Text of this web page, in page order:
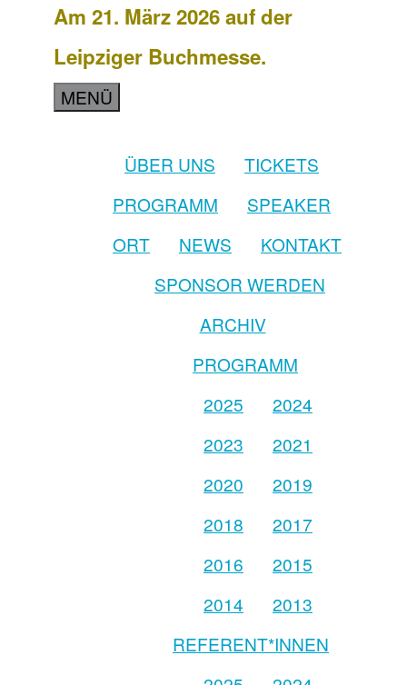
Am 21. März 2026 auf der
Leipziger Buchmesse.
MENÜ
ÜBER UNS
TICKETS
PROGRAMM
SPEAKER
ORT
NEWS
KONTAKT
SPONSOR WERDEN
ARCHIV
PROGRAMM
2025
2024
2023
2021
2020
2019
2018
2017
2016
2015
2014
2013
REFERENT*INNEN